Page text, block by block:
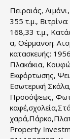
Πειραιάς,
355 τ.μ.,
168,33 τ.μ.,
α, Θέρμανση:
κατασκευής:
Πλακάκια,
Εκφόρτωσης,
Εσωτερική
Προσόψεως,
Property